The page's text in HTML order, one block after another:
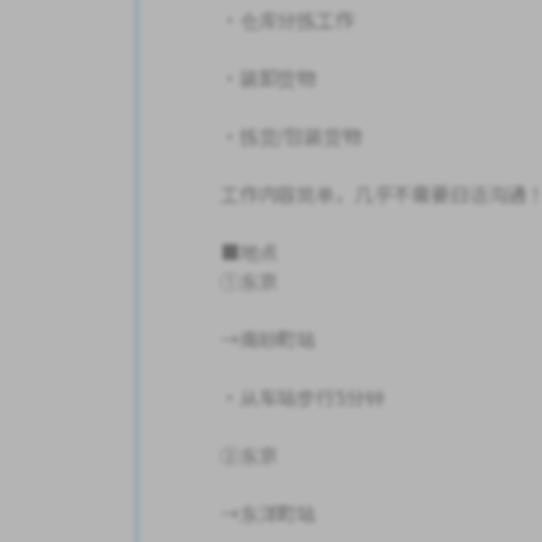
・仓库分拣工作
・装卸货物
・拣货/包装货物
工作内容简单，几乎不需要日语沟通
■地点
①东京
→南砂町站
・从车站步行5分钟
②东京
→东洋町站